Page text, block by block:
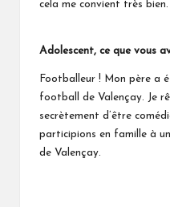
cela me convient très bien.
Adolescent, ce que vous
Footballeur ! Mon père a
football de Valençay. Je
secrètement d’être
participions en famille à
de Valençay